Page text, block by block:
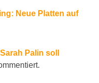
Neue Platten auf
Palin soll